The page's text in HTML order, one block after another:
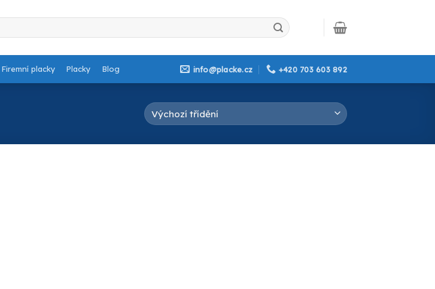
Firemní placky Placky Blog info@placke.cz +420 703 603 892